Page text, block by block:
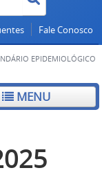
Fale Conosco
EPIDEMIOLÓGICO
MENU